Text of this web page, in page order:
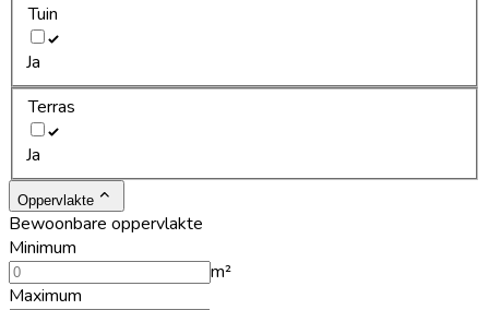
Tuin
Ja
Terras
Ja
Oppervlakte
Bewoonbare oppervlakte
Minimum
m²
Maximum